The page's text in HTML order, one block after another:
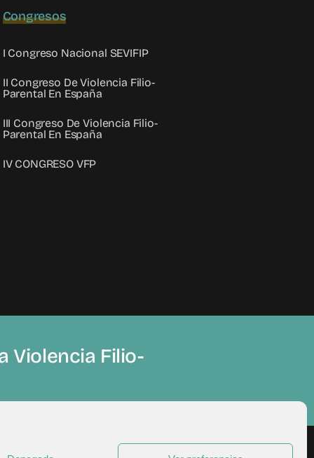
Congresos
I Congreso Nacional SEVIFIP
II Congreso De Violencia Filio-
Parental En España
III Congreso De Violencia Filio-
Parental En España
IV CONGRESO VFP
Violencia Filio-